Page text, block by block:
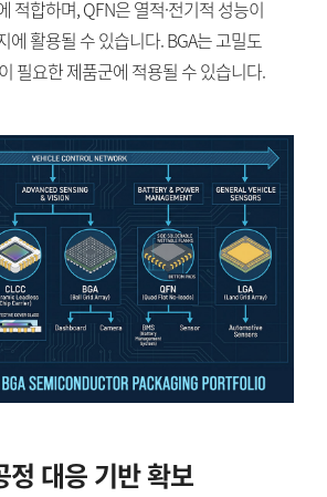
적합하며, QFN은 열적·전기적 성능이
에 활용될 수 있습니다. BGA는 고밀도
필요한 제품군에 적용될 수 있습니다.
정 대응 기반 확보